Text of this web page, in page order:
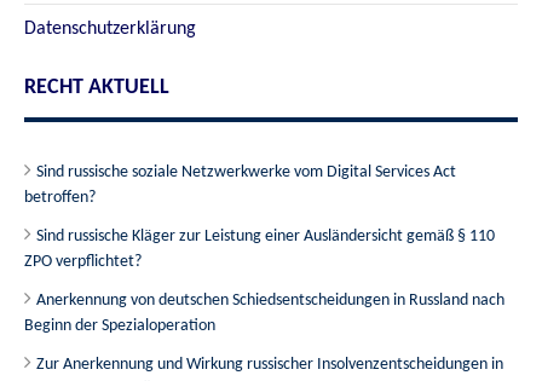
Datenschutzerklärung
RECHT AKTUELL
Sind russische soziale Netzwerkwerke vom Digital Services Act
betroffen?
Sind russische Kläger zur Leistung einer Ausländersicht gemäß § 110
ZPO verpflichtet?
Anerkennung von deutschen Schiedsentscheidungen in Russland nach
Beginn der Spezialoperation
Zur Anerkennung und Wirkung russischer Insolvenzentscheidungen in